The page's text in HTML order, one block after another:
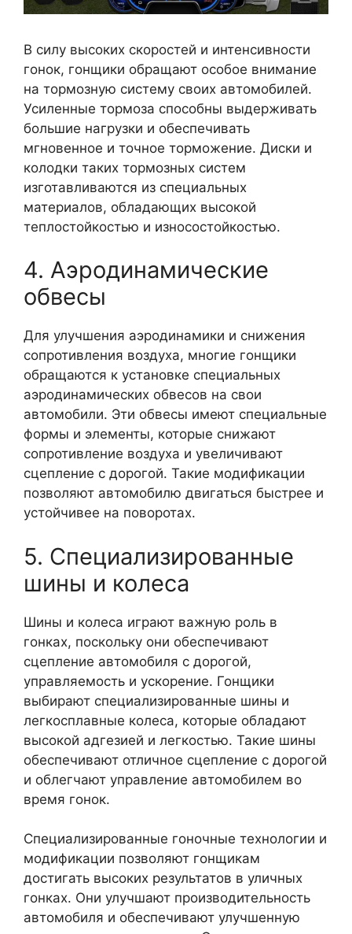
В силу высоких скоростей и интенсивности
гонок, гонщики обращают особое внимание
на тормозную систему своих автомобилей.
Усиленные тормоза способны выдерживать
большие нагрузки и обеспечивать
мгновенное и точное торможение. Диски и
колодки таких тормозных систем
изготавливаются из специальных
материалов, обладающих высокой
теплостойкостью и износостойкостью.
4. Аэродинамические
обвесы
Для улучшения аэродинамики и снижения
сопротивления воздуха, многие гонщики
обращаются к установке специальных
аэродинамических обвесов на свои
автомобили. Эти обвесы имеют специальные
формы и элементы, которые снижают
сопротивление воздуха и увеличивают
сцепление с дорогой. Такие модификации
позволяют автомобилю двигаться быстрее и
устойчивее на поворотах.
5. Специализированные
шины и колеса
Шины и колеса играют важную роль в
гонках, поскольку они обеспечивают
сцепление автомобиля с дорогой,
управляемость и ускорение. Гонщики
выбирают специализированные шины и
легкосплавные колеса, которые обладают
высокой адгезией и легкостью. Такие шины
обеспечивают отличное сцепление с дорогой
и облегчают управление автомобилем во
время гонок.
Специализированные гоночные технологии и
модификации позволяют гонщикам
достигать высоких результатов в уличных
гонках. Они улучшают производительность
автомобиля и обеспечивают улучшенную